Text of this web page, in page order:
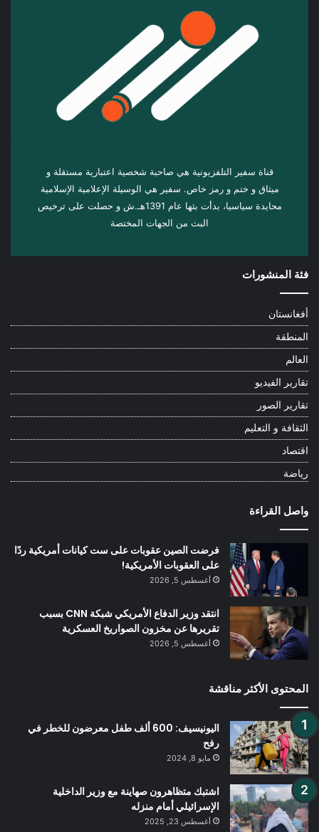
قناة سفير التلفزيونية هي صاحبة شخصية اعتبارية مستقلة و
ميثاق و ختم و رمز خاص. سفیر هي الوسيلة الإعلامية الإسلامية
محايدة سياسيا، بدأت بثها عام 1391هـ.ش و حصلت على ترخيص
البث من الجهات المختصة
فئة المنشورات
أفغانستان
المنطقة
العالم
تقارير الفيديو
تقارير الصور
الثقافة و التعليم
اقتصاد
رياضة
واصل القراءة
فرضت الصين عقوبات على ست كيانات أمريكية ردًا
على العقوبات الأمريكية!
أغسطس 5, 2026
انتقد وزير الدفاع الأمريكي شبكة CNN بسبب
تقريرها عن مخزون الصواريخ العسكرية
أغسطس 5, 2026
المحتوى الأكثر مناقشة
اليونيسيف: 600 ألف طفل معرضون للخطر في
رفح
مايو 8, 2024
اشتبك متظاهرون صهاينة مع وزير الداخلية
الإسرائيلي أمام منزله
أغسطس 23, 2025